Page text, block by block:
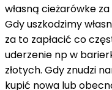
własną cieżarówke
Gdy uszkodzimy
za to zapłacić co
uderzenie np w
złotych. Gdy znudzi
kupić nowa lub